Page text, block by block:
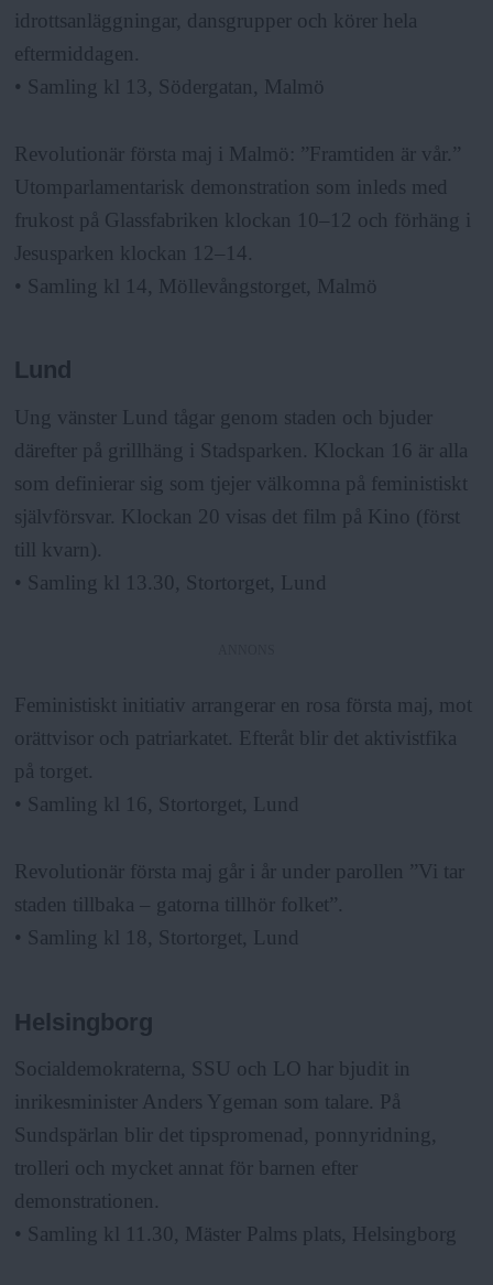
idrottsanläggningar, dansgrupper och körer hela
eftermiddagen.
• Samling kl 13, Södergatan, Malmö
Revolutionär första maj i Malmö: ”Framtiden är vår.”
Utomparlamentarisk demonstration som inleds med
frukost på Glassfabriken klockan 10–12 och förhäng i
Jesusparken klockan 12–14.
• Samling kl 14, Möllevångstorget, Malmö
Lund
Ung vänster Lund tågar genom staden och bjuder
därefter på grillhäng i Stadsparken. Klockan 16 är alla
som definierar sig som tjejer välkomna på feministiskt
självförsvar. Klockan 20 visas det film på Kino (först
till kvarn).
• Samling kl 13.30, Stortorget, Lund
Feministiskt initiativ arrangerar en rosa första maj, mot
orättvisor och patriarkatet. Efteråt blir det aktivistfika
på torget.
• Samling kl 16, Stortorget, Lund
Revolutionär första maj går i år under parollen ”Vi tar
staden tillbaka – gatorna tillhör folket”.
• Samling kl 18, Stortorget, Lund
Helsingborg
Socialdemokraterna, SSU och LO har bjudit in
inrikesminister Anders Ygeman som talare. På
Sundspärlan blir det tipspromenad, ponnyridning,
trolleri och mycket annat för barnen efter
demonstrationen.
• Samling kl 11.30, Mäster Palms plats, Helsingborg